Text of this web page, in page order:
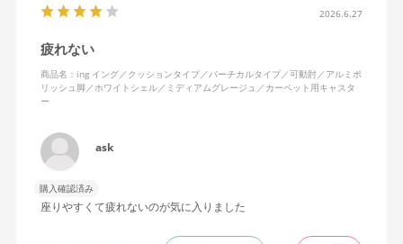
2026.6.27
疲れない
商品名：ing イング／クッションタイプ／バーチカルタイプ／可動肘／アルミポ
リッシュ脚／ホワイトシェル／ミディアムグレージュ／カーペット用キャスタ
ー
ask
購入確認済み
座りやすくて疲れないのが気に入りました